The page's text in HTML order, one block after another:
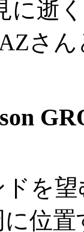
に逝
さ
を
位